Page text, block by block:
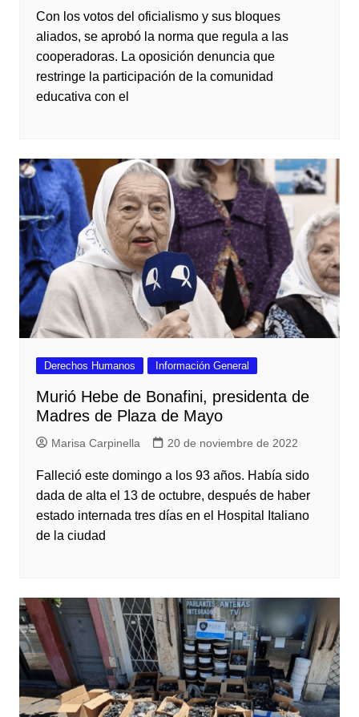
Con los votos del oficialismo y sus bloques
aliados, se aprobó la norma que regula a las
cooperadoras. La oposición denuncia que
restringe la participación de la comunidad
educativa con el
Derechos Humanos Información General
Murió Hebe de Bonafini, presidenta de
Madres de Plaza de Mayo
Marisa Carpinella 20 de noviembre de 2022
Falleció este domingo a los 93 años. Había sido
dada de alta el 13 de octubre, después de haber
estado internada tres días en el Hospital Italiano
de la ciudad